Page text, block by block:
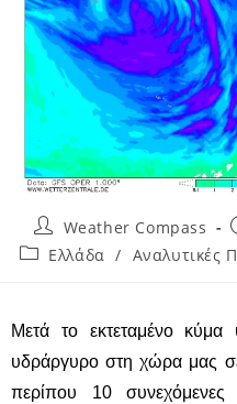
Weather Compass
Ελλάδα / Αναλυτικές
Μετά το εκτεταμένο κύμα
υδράργυρο στη χώρα μας σε
περίπου 10 συνεχόμενες